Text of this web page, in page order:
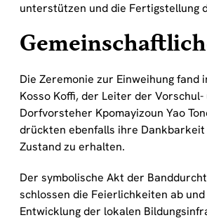
unterstützen und die Fertigstellung
Die Zeremonie zur Einweihung
Kosso Koffi, der Leiter der
Dorfvorsteher Kpomayizoun Yao
drückten ebenfalls ihre Dankbarkeit
Zustand zu erhalten.
Der symbolische Akt der
schlossen die Feierlichkeiten ab
Entwicklung der lokalen